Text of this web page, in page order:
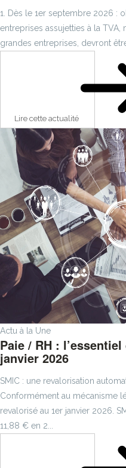
1. Dès le 1er septembre 2026 :
entreprises assujetties à la TVA,
grandes entreprises, devront
Lire cette actualité
Actu à la Une
Paie / RH :
janvier 2026
SMIC : une revalorisation
Conformément au mécanisme
revalorisé au 1er janvier 2026.
11,88 € en 2...